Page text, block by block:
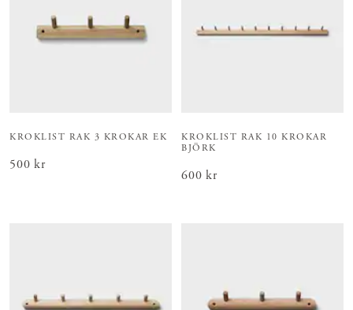
KROKLIST RAK 3 KROKAR EK
Pris :500 kr
500 kr
KROKLIST RAK 10 KROKAR
BJÖRK
Pris :600 kr
600 kr